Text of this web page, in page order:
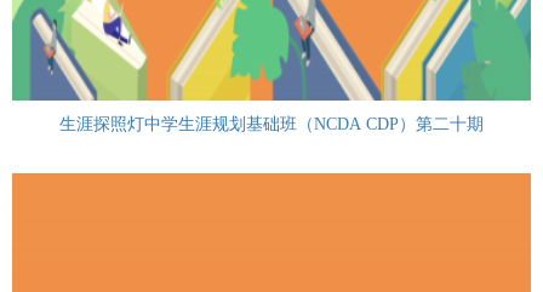
生涯探照灯中学生涯规划基础班（NCDA CDP）第二十期